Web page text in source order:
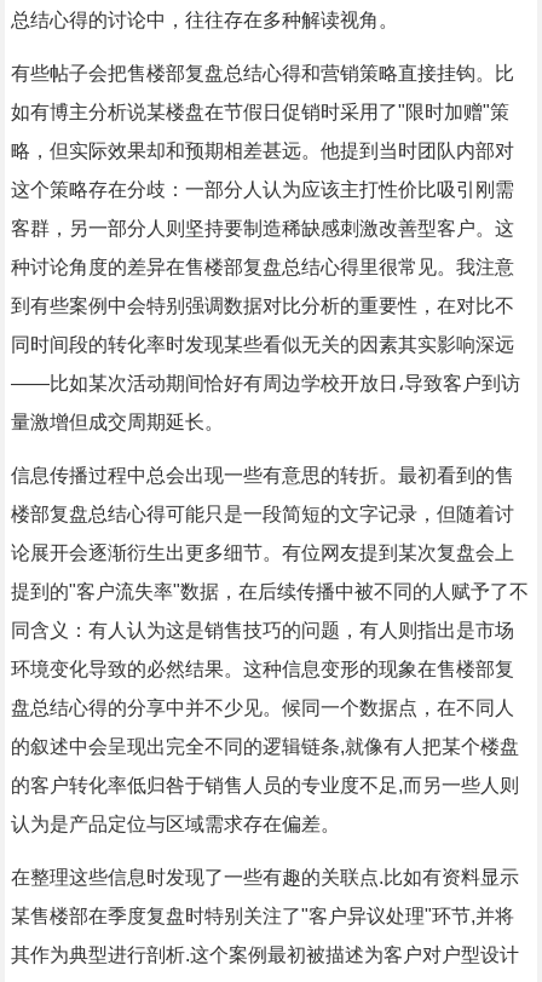
总结心得的讨论中，往往存在多种解读视角。
有些帖子会把售楼部复盘总结心得和营销策略直接挂钩。比
如有博主分析说某楼盘在节假日促销时采用了"限时加赠"策
略，但实际效果却和预期相差甚远。他提到当时团队内部对
这个策略存在分歧：一部分人认为应该主打性价比吸引刚需
客群，另一部分人则坚持要制造稀缺感刺激改善型客户。这
种讨论角度的差异在售楼部复盘总结心得里很常见。我注意
到有些案例中会特别强调数据对比分析的重要性，在对比不
同时间段的转化率时发现某些看似无关的因素其实影响深远
——比如某次活动期间恰好有周边学校开放日،导致客户到访
量激增但成交周期延长。
信息传播过程中总会出现一些有意思的转折。最初看到的售
楼部复盘总结心得可能只是一段简短的文字记录，但随着讨
论展开会逐渐衍生出更多细节。有位网友提到某次复盘会上
提到的"客户流失率"数据，在后续传播中被不同的人赋予了不
同含义：有人认为这是销售技巧的问题，有人则指出是市场
环境变化导致的必然结果。这种信息变形的现象在售楼部复
盘总结心得的分享中并不少见。候同一个数据点，在不同人
的叙述中会呈现出完全不同的逻辑链条,就像有人把某个楼盘
的客户转化率低归咎于销售人员的专业度不足,而另一些人则
认为是产品定位与区域需求存在偏差。
在整理这些信息时发现了一些有趣的关联点.比如有资料显示
某售楼部在季度复盘时特别关注了"客户异议处理"环节,并将
其作为典型进行剖析.这个案例最初被描述为客户对户型设计